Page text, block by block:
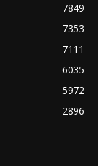
7849
7353
7111
6035
5972
2896